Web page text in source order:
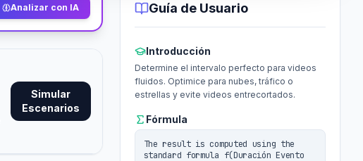
Analizar con IA
Simular
Escenarios
Guía de Usuario
Introducción
Determine el intervalo perfecto para videos
fluidos. Optimice para nubes, tráfico o
estrellas y evite videos entrecortados.
Fórmula
The result is computed using the
standard formula f(Duración Evento